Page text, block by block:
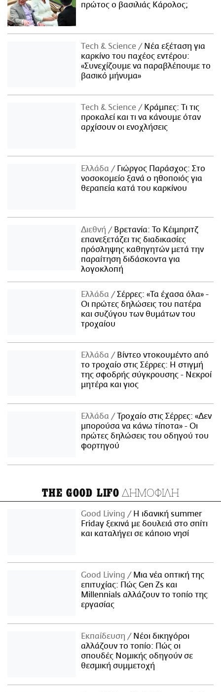
πρώτος ο βασιλιάς Κάρολος;
Τech & Science
Νέα εξέταση για
καρκίνο του παχέος εντέρου:
«Συνεχίζουμε να παραβλέπουμε το
βασικό μήνυμα»
Τech & Science
Κράμπες: Τι τις
προκαλεί και τι να κάνουμε όταν
αρχίσουν οι ενοχλήσεις
Ελλάδα
Γιώργος Παράσχος: Στο
νοσοκομείο ξανά ο ηθοποιός για
θεραπεία κατά του καρκίνου
Διεθνή
Βρετανία: Το Κέιμπριτζ
επανεξετάζει τις διαδικασίες
πρόσληψης καθηγητών μετά την
παραίτηση διδάσκοντα για
λογοκλοπή
Ελλάδα
Σέρρες: «Τα έχασα όλα» -
Οι πρώτες δηλώσεις του πατέρα
και συζύγου των θυμάτων του
τροχαίου
Ελλάδα
Βίντεο ντοκουμέντο από
το τροχαίο στις Σέρρες: Η στιγμή
της σφοδρής σύγκρουσης - Νεκροί
μητέρα και γιος
Ελλάδα
Τροχαίο στις Σέρρες: «Δεν
μπορούσα να κάνω τίποτα» - Οι
πρώτες δηλώσεις του οδηγού του
φορτηγού
THE GOOD LIFO ΔΗΜΟΦΙΛΗ
Good Living
Η ιδανική summer
Friday ξεκινά με δουλειά στο σπίτι
και καταλήγει σε κάποιο νησί
Good Living
Μια νέα οπτική της
επιτυχίας: Πώς Gen Zs και
Millennials αλλάζουν το τοπίο της
εργασίας
Εκπαίδευση
Νέοι δικηγόροι
αλλάζουν το τοπίο: Πώς οι
σπουδές Νομικής οδηγούν σε
θεσμική συμμετοχή